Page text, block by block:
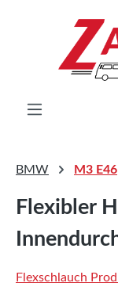
Zum Hauptinhalt
BMW M3 E46
Flexibler
Flexschlauch